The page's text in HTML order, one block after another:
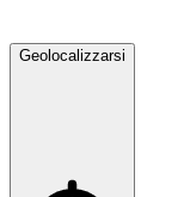
Geolocalizzarsi